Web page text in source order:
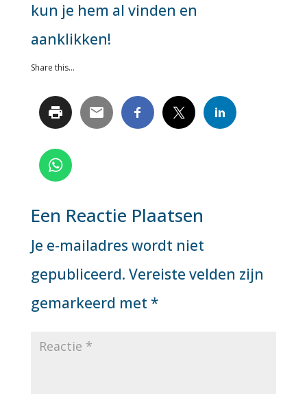
kun je hem al vinden en
aanklikken!
Share this...
Een Reactie Plaatsen
Je e-mailadres wordt niet
gepubliceerd. Vereiste velden zijn
gemarkeerd met *